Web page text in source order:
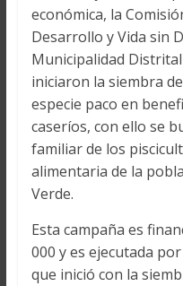
económica, la
Desarrollo y Vida sin
Municipalidad
iniciaron la siembra
especie paco en
caseríos, con ello se
familiar de los
alimentaria de la
Verde.
Esta campaña es
000 y es ejecutada
que inició con la